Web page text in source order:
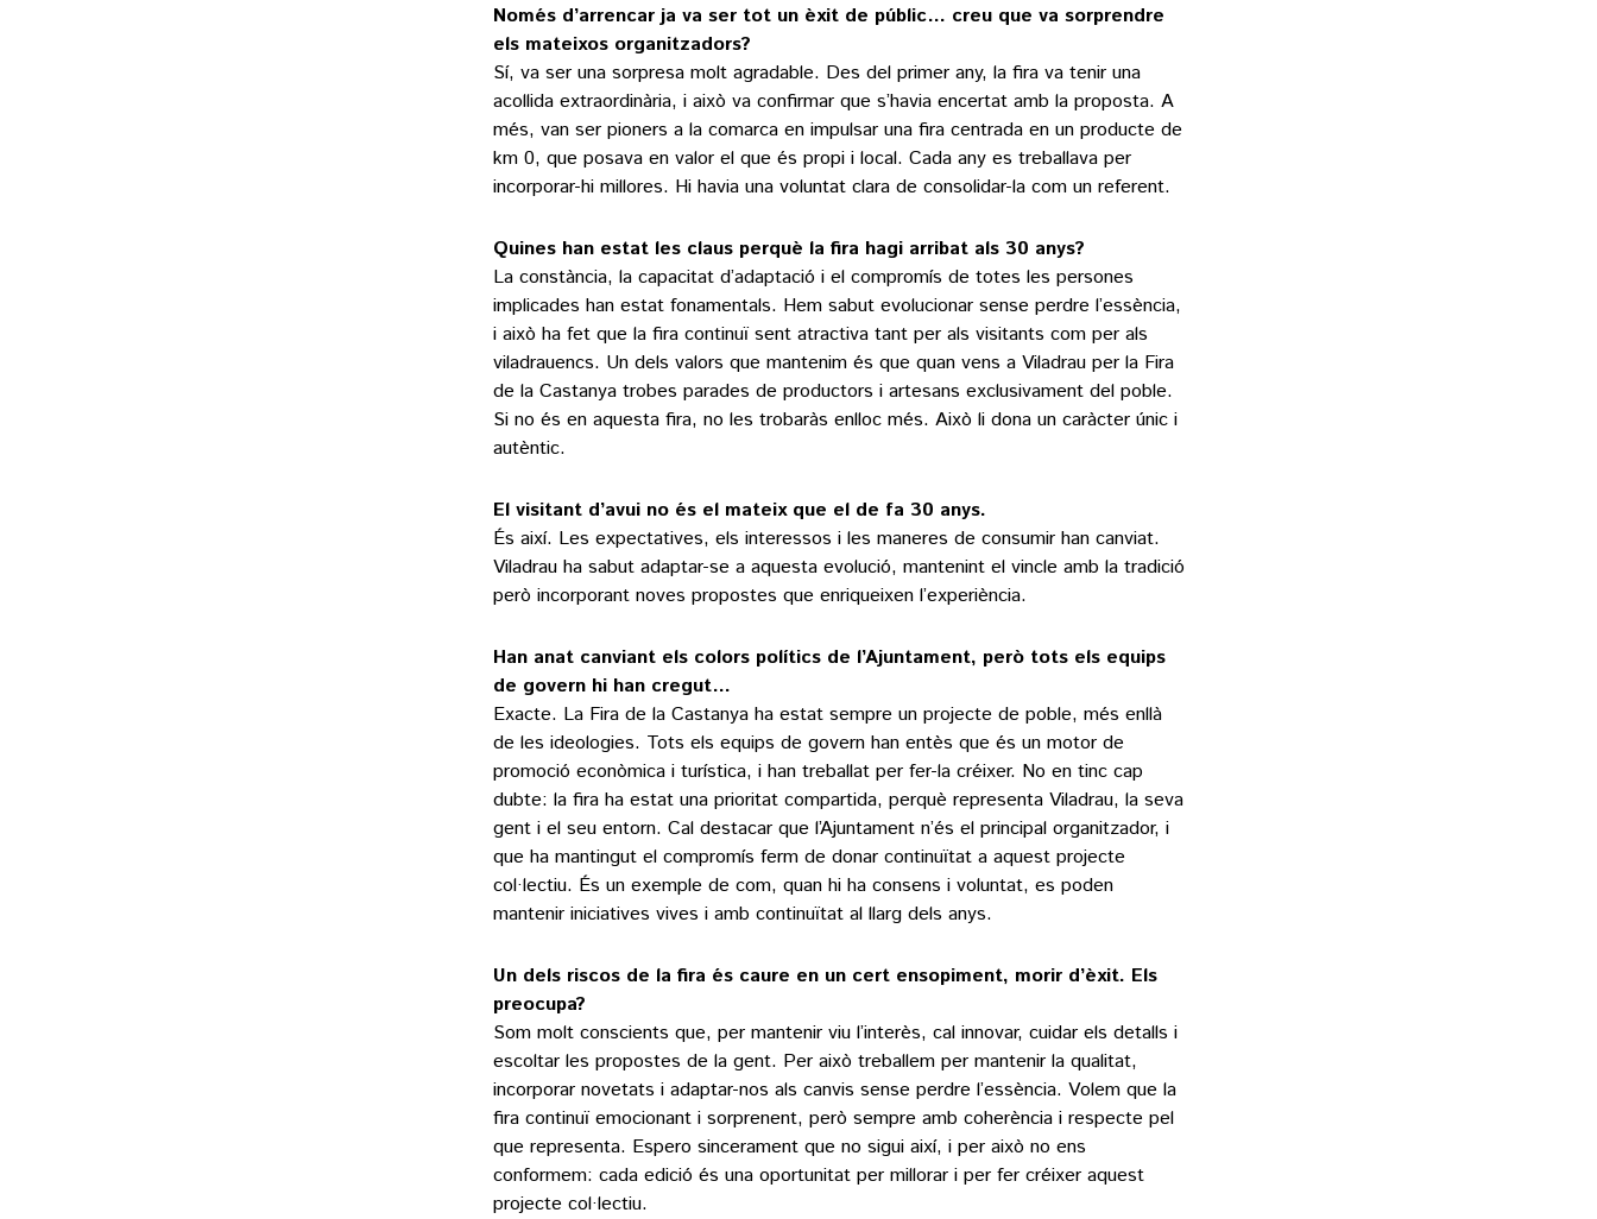
Només d’arrencar ja va ser tot un èxit de públic… creu que va sorprendre
els mateixos organitzadors?
Sí, va ser una sorpresa molt agradable. Des del primer any, la fira va tenir una
acollida extraordinària, i això va confirmar que s’havia encertat amb la proposta. A
més, van ser pioners a la comarca en impulsar una fira centrada en un producte de
km 0, que posava en valor el que és propi i local. Cada any es treballava per
incorporar-hi millores. Hi havia una voluntat clara de consolidar-la com un referent.
Quines han estat les claus perquè la fira hagi arribat als 30 anys?
La constància, la capacitat d’adaptació i el compromís de totes les persones
implicades han estat fonamentals. Hem sabut evolucionar sense perdre l’essència,
i això ha fet que la fira continuï sent atractiva tant per als visitants com per als
viladrauencs. Un dels valors que mantenim és que quan vens a Viladrau per la Fira
de la Castanya trobes parades de productors i artesans exclusivament del poble.
Si no és en aquesta fira, no les trobaràs enlloc més. Això li dona un caràcter únic i
autèntic.
El visitant d’avui no és el mateix que el de fa 30 anys.
És així. Les expectatives, els interessos i les maneres de consumir han canviat.
Viladrau ha sabut adaptar-se a aquesta evolució, mantenint el vincle amb la tradició
però incorporant noves propostes que enriqueixen l’experiència.
Han anat canviant els colors polítics de l’Ajuntament, però tots els equips
de govern hi han cregut…
Exacte. La Fira de la Castanya ha estat sempre un projecte de poble, més enllà
de les ideologies. Tots els equips de govern han entès que és un motor de
promoció econòmica i turística, i han treballat per fer-la créixer. No en tinc cap
dubte: la fira ha estat una prioritat compartida, perquè representa Viladrau, la seva
gent i el seu entorn. Cal destacar que l’Ajuntament n’és el principal organitzador, i
que ha mantingut el compromís ferm de donar continuïtat a aquest projecte
col·lectiu. És un exemple de com, quan hi ha consens i voluntat, es poden
mantenir iniciatives vives i amb continuïtat al llarg dels anys.
Un dels riscos de la fira és caure en un cert ensopiment, morir d’èxit. Els
preocupa?
Som molt conscients que, per mantenir viu l’interès, cal innovar, cuidar els detalls i
escoltar les propostes de la gent. Per això treballem per mantenir la qualitat,
incorporar novetats i adaptar-nos als canvis sense perdre l’essència. Volem que la
fira continuï emocionant i sorprenent, però sempre amb coherència i respecte pel
que representa. Espero sincerament que no sigui així, i per això no ens
conformem: cada edició és una oportunitat per millorar i per fer créixer aquest
projecte col·lectiu.